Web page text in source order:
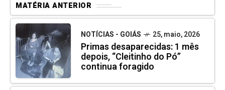
MATÉRIA ANTERIOR
NOTÍCIAS - GOIÁS 25, maio, 2026
Primas desaparecidas: 1 mês
depois, “Cleitinho do Pó”
continua foragido